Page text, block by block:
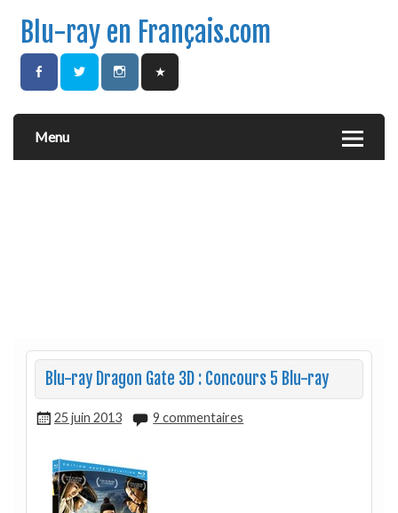
Blu-ray en Français.com
Menu
Blu-ray Dragon Gate 3D : Concours 5 Blu-ray
25 juin 2013 9 commentaires